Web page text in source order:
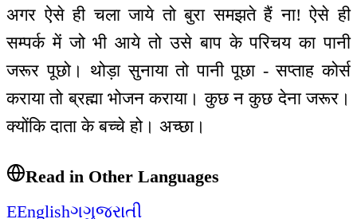
अगर ऐसे ही चला जाये तो बुरा समझते हैं ना! ऐसे ही
सम्पर्क में जो भी आये तो उसे बाप के परिचय का पानी
जरूर पूछो। थोड़ा सुनाया तो पानी पूछा - सप्ताह कोर्स
कराया तो ब्रह्मा भोजन कराया। कुछ न कुछ देना जरूर।
क्योंकि दाता के बच्चे हो। अच्छा।
Read in Other Languages
EEnglishગગુજરાતી